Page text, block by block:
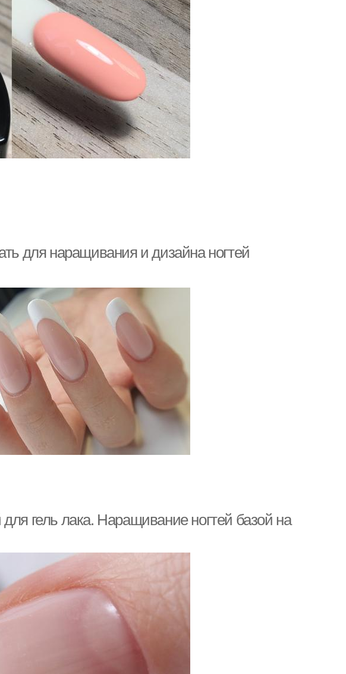
для наращивания и дизайна ногтей
гель лака. Наращивание ногтей базой на